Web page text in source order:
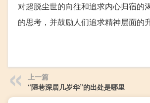
对超脱尘世的向往和追求内心归宿的
的思考，并鼓励人们追求精神层面的升
上一篇
“陋巷深居几岁华”的出处是哪里